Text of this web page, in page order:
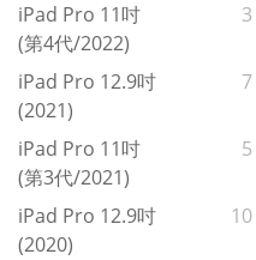
iPad Pro 11吋
(第4代/2022)
3
iPad Pro 12.9吋
(2021)
7
iPad Pro 11吋
(第3代/2021)
5
iPad Pro 12.9吋
(2020)
10